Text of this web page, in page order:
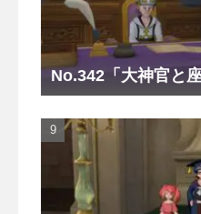
No.342「大神官と座